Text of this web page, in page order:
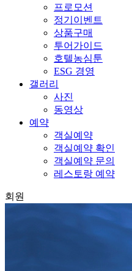
프로모션
정기이벤트
상품구매
투어가이드
호텔농심툰
ESG 경영
갤러리
사진
동영상
예약
객실예약
객실예약 확인
객실예약 문의
레스토랑 예약
회원